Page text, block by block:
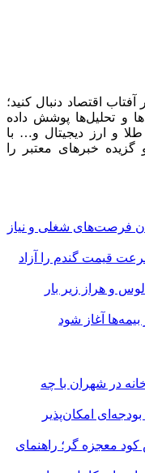
اقتصاد دنبال کنید؛
و تحلیل‌ها پوشش داده
و ارز دیجیتال و… با
گزیده خبرهای معتبر را
فرصت‌های شغلی و نیاز
قیمت گندم را آزاد
و هراز زیر بار
آغاز شود
در شهران با چه
امکان‌پذیر
معجزه گر؛ راهنمای